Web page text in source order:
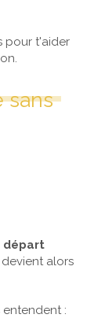
pour t'aider
sans
départ
devient alors
: